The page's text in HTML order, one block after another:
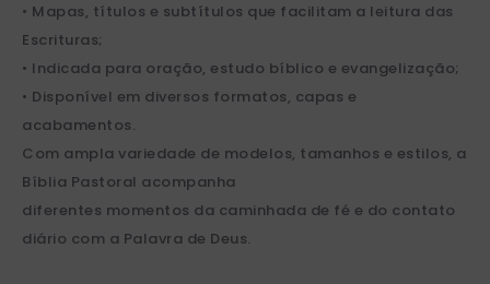
• Mapas, títulos e subtítulos que facilitam a leitura das
Escrituras;
• Indicada para oração, estudo bíblico e evangelização;
• Disponível em diversos formatos, capas e
acabamentos.
Com ampla variedade de modelos, tamanhos e estilos, a
Bíblia Pastoral acompanha
diferentes momentos da caminhada de fé e do contato
diário com a Palavra de Deus.